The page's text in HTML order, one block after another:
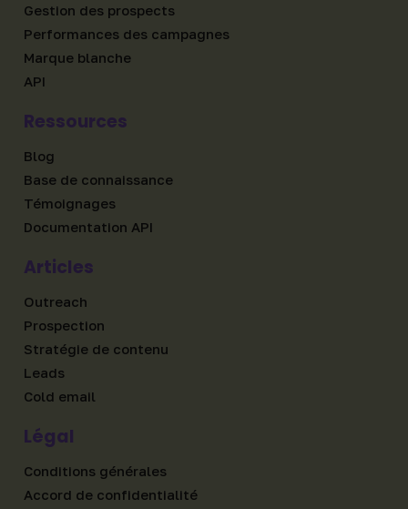
Gestion des prospects
Performances des campagnes
Marque blanche
API
Ressources
Blog
Base de connaissance
Témoignages
Documentation API
Articles
Outreach
Prospection
Stratégie de contenu
Leads
Cold email
Légal
Conditions générales
Accord de confidentialité